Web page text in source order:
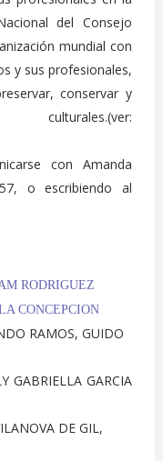
del Consejo
mundial con
y sus profesionales,
conservar y
con Amanda
o escribiendo al
RODRIGUEZ
CONCEPCION
RAMOS, GUIDO
GABRIELLA GARCIA
DE GIL,